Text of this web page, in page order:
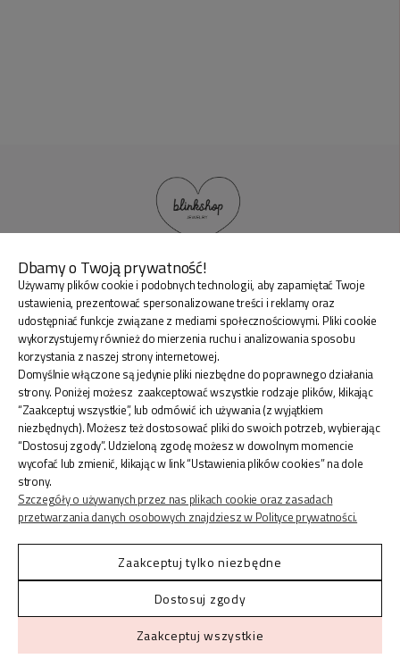
BLINK SHOP Joanna Pradellok, Dominów ul. Brylantowa
18 20-388 Lublin Polska
ZAKUPY
INFORMACJE
KONTO
Shoper.pl© 2026 Blinkshop ®
Made with
by Mamezi Studio
Dbamy o Twoją prywatność!
Używamy plików cookie i podobnych technologii, aby zapamiętać Twoje
ustawienia, prezentować spersonalizowane treści i reklamy oraz
udostępniać funkcje związane z mediami społecznościowymi. Pliki cookie
wykorzystujemy również do mierzenia ruchu i analizowania sposobu
korzystania z naszej strony internetowej.
Domyślnie włączone są jedynie pliki niezbędne do poprawnego działania
strony. Poniżej możesz zaakceptować wszystkie rodzaje plików, klikając
“Zaakceptuj wszystkie”, lub odmówić ich używania (z wyjątkiem
niezbędnych). Możesz też dostosować pliki do swoich potrzeb, wybierając
“Dostosuj zgody”. Udzieloną zgodę możesz w dowolnym momencie
wycofać lub zmienić, klikając w link “Ustawienia plików cookies” na dole
strony.
Szczegóły o używanych przez nas plikach cookie oraz zasadach
przetwarzania danych osobowych znajdziesz w Polityce prywatności.
Zaakceptuj tylko niezbędne
Dostosuj zgody
Zaakceptuj wszystkie